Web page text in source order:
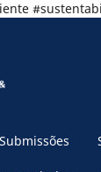
Submissões